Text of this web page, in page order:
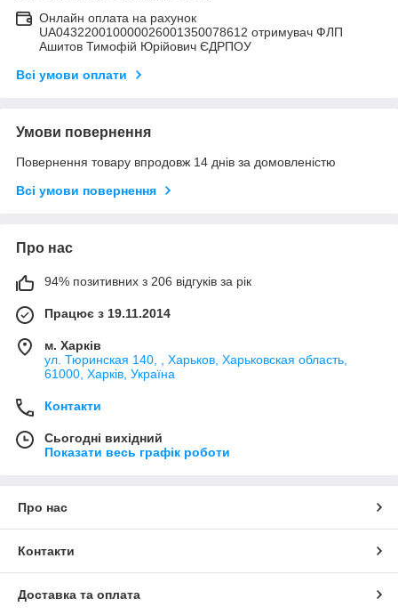
Онлайн оплата на рахунок
UA043220010000026001350078612 отримувач ФЛП
Ашитов Тимофій Юрійович ЄДРПОУ
Всі умови оплати
Умови повернення
Повернення товару впродовж 14 днів за домовленістю
Всі умови повернення
Про нас
94% позитивних з 206 відгуків за рік
Працює з 19.11.2014
м. Харків
ул. Тюринская 140, , Харьков, Харьковская область,
61000, Харків, Україна
Контакти
Сьогодні вихідний
Показати весь графік роботи
Про нас
Контакти
Доставка та оплата